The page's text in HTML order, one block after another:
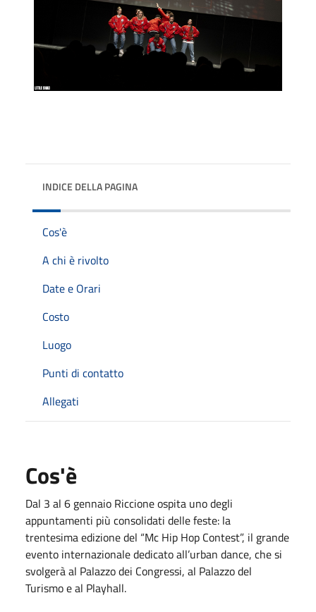
INDICE DELLA PAGINA
Cos'è
A chi è rivolto
Date e Orari
Costo
Luogo
Punti di contatto
Allegati
Cos'è
Dal 3 al 6 gennaio Riccione ospita uno degli
appuntamenti più consolidati delle feste: la
trentesima edizione del “Mc Hip Hop Contest”, il grande
evento internazionale dedicato all’urban dance, che si
svolgerà al Palazzo dei Congressi, al Palazzo del
Turismo e al Playhall.